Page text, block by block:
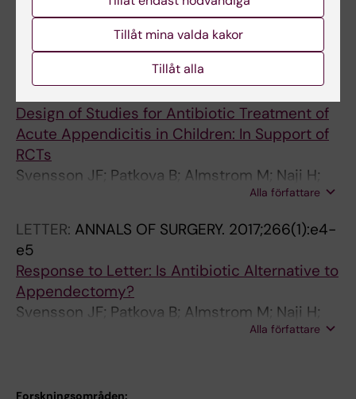
Anal Fissure in Children
Patkova B; Wester T
ANNALS OF SURGERY.
Design of Studies for Antibiotic Treatment of
Acute Appendicitis in Children: In Support of
RCTs
Svensson JF; Patkova B; Almstrom M; Naji H;
Wester T; Hall NJ; Eaton S; Pierro AAlla författare
LETTER: ANNALS OF SURGERY. 2017;266(1):e4-
e5
Response to Letter: Is Antibiotic Alternative to
Appendectomy?
Svensson JF; Patkova B; Almstrom M; Naji H;
Hall NJ; Eaton S; Pierro A; Wester TAlla författare
Forskningsområden:
Tillåt mina valda kakor
Tillåt alla